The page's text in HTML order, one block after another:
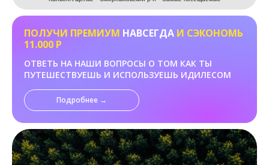
ПОЛУЧИ ПРЕМИУМ НАВСЕГДА И СЭКОНОМЬ
11.000 Р
ОТВЕТЬ НА НАШИ ВОПРОСЫ О ТОМ КАК ТЫ
ПУТЕШЕСТВУЕШЬ И ИСПОЛЬЗУЕШЬ ИДИЛЕСОМ
Подробнее →